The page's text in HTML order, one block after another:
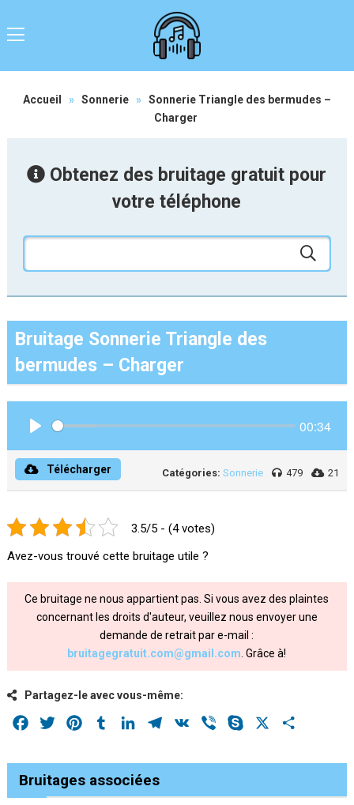
Accueil » Sonnerie » Sonnerie Triangle des bermudes –
Charger
Obtenez des bruitage gratuit pour
votre téléphone
Bruitage Sonnerie Triangle des
bermudes – Charger
00:34
Télécharger Catégories: Sonnerie 479 21
3.5/5 - (4 votes)
Avez-vous trouvé cette bruitage utile ?
Ce bruitage ne nous appartient pas. Si vous avez des plaintes
concernant les droits d'auteur, veuillez nous envoyer une
demande de retrait par e-mail :
bruitagegratuit.com@gmail.com . Grâce à!
Partagez-le avec vous-même:
Facebook
Twitter PinterestTumblrLinkedInTelegram
VK Viber Skype
Bruitages associées